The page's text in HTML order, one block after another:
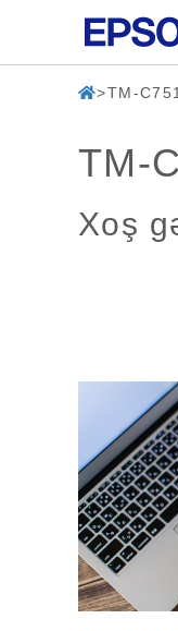
TM-
TM-
Xoş